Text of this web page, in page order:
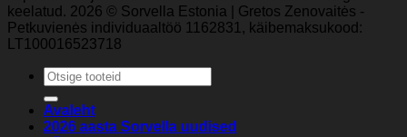
keelatud. 2026 © Sorvella Estonia | Gretos Zenovaitės -
Petkuvienės individuaaltöö 1162831, käibemaksukood:
LT100016523718
Otsi:
Avaleht
2026 aasta Sorvella uudised